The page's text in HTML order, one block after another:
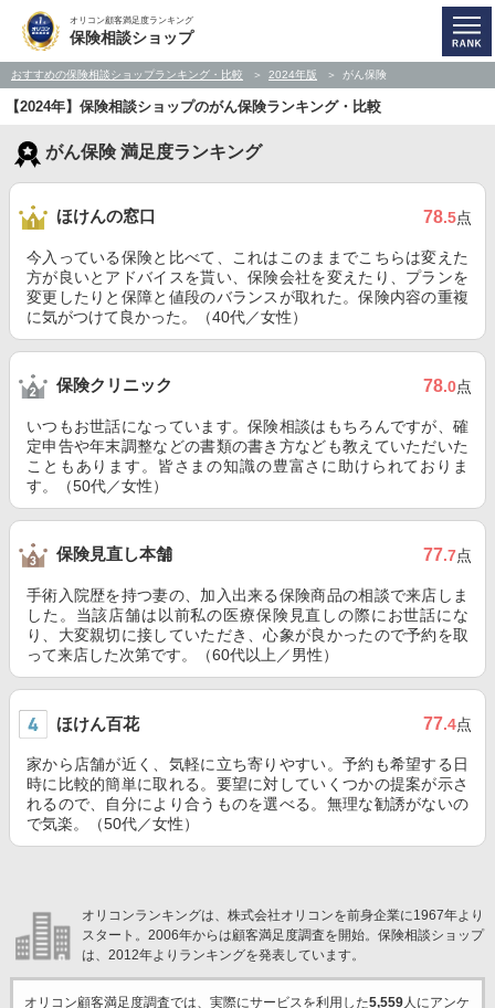
オリコン顧客満足度ランキング
保険相談ショップ
おすすめの保険相談ショップランキング・比較 2024年版 がん保険
【2024年】保険相談ショップのがん保険ランキング・比較
がん保険 満足度ランキング
ほけんの窓口 78.5点
今入っている保険と比べて、これはこのままでこちらは変えた
方が良いとアドバイスを貰い、保険会社を変えたり、プランを
変更したりと保障と値段のバランスが取れた。保険内容の重複
に気がつけて良かった。（40代／女性）
保険クリニック 78.0点
いつもお世話になっています。保険相談はもちろんですが、確
定申告や年末調整などの書類の書き方なども教えていただいた
こともあります。皆さまの知識の豊富さに助けられておりま
す。（50代／女性）
保険見直し本舗 77.7点
手術入院歴を持つ妻の、加入出来る保険商品の相談で来店しま
した。当該店舗は以前私の医療保険見直しの際にお世話にな
り、大変親切に接していただき、心象が良かったので予約を取
って来店した次第です。（60代以上／男性）
ほけん百花 77.4点
家から店舗が近く、気軽に立ち寄りやすい。予約も希望する日
時に比較的簡単に取れる。要望に対していくつかの提案が示さ
れるので、自分により合うものを選べる。無理な勧誘がないの
で気楽。（50代／女性）
オリコンランキングは、株式会社オリコンを前身企業に1967年より
スタート。2006年からは顧客満足度調査を開始。保険相談ショップ
は、2012年よりランキングを発表しています。
オリコン顧客満足度調査では、実際にサービスを利用した5,559人にアンケ